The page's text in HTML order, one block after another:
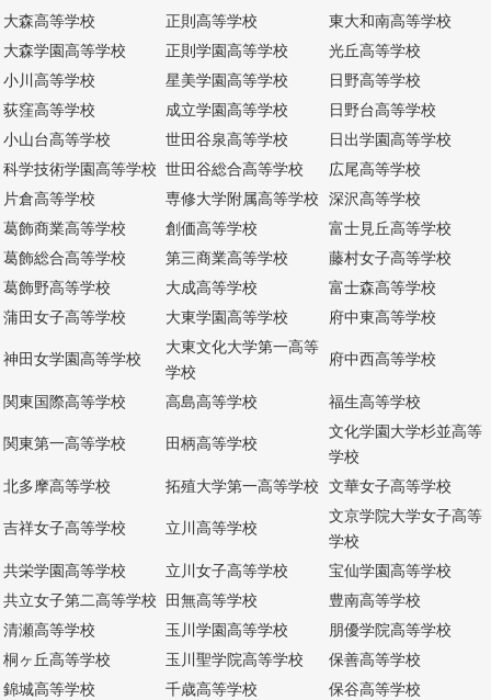
大森高等学校
正則高等学校
東大和南高等学校
大森学園高等学校
正則学園高等学校
光丘高等学校
小川高等学校
星美学園高等学校
日野高等学校
荻窪高等学校
成立学園高等学校
日野台高等学校
小山台高等学校
世田谷泉高等学校
日出学園高等学校
科学技術学園高等学校 世田谷総合高等学校
広尾高等学校
片倉高等学校
専修大学附属高等学校
深沢高等学校
葛飾商業高等学校
創価高等学校
富士見丘高等学校
葛飾総合高等学校
第三商業高等学校
藤村女子高等学校
葛飾野高等学校
大成高等学校
富士森高等学校
蒲田女子高等学校
大東学園高等学校 府中東高等学校
神田女学園高等学校
大東文化大学第一高等
学校
府中西高等学校
関東国際高等学校 高島高等学校 福生高等学校
関東第一高等学校 田柄高等学校
文化学園大学杉並高等
学校
北多摩高等学校
拓殖大学第一高等学校 文華女子高等学校
吉祥女子高等学校 立川高等学校
文京学院大学女子高等
学校
共栄学園高等学校
立川女子高等学校
宝仙学園高等学校
共立女子第二高等学校
田無高等学校
豊南高等学校
清瀬高等学校
玉川学園高等学校
朋優学院高等学校
桐ヶ丘高等学校
玉川聖学院高等学校
保善高等学校
錦城高等学校
千歳高等学校
保谷高等学校